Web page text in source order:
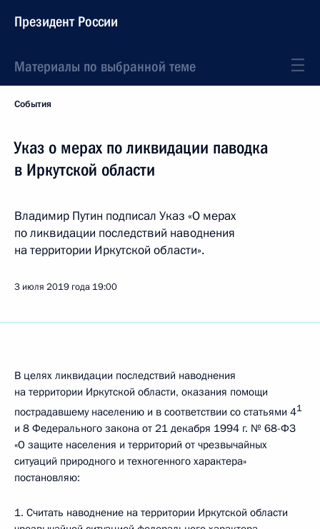
Президент России
Материалы по выбранной теме
События
Указ о мерах по ликвидации паводка
в Иркутской области
Владимир Путин подписал Указ «О мерах
по ликвидации последствий наводнения
на территории Иркутской области».
3 июля 2019 года 19:00
В целях ликвидации последствий наводнения
на территории Иркутской области, оказания помощи
пострадавшему населению и в соответствии со статьями 41
и 8 Федерального закона от 21 декабря 1994 г. № 68-ФЗ
«О защите населения и территорий от чрезвычайных
ситуаций природного и техногенного характера»
постановляю:
1. Считать наводнение на территории Иркутской области